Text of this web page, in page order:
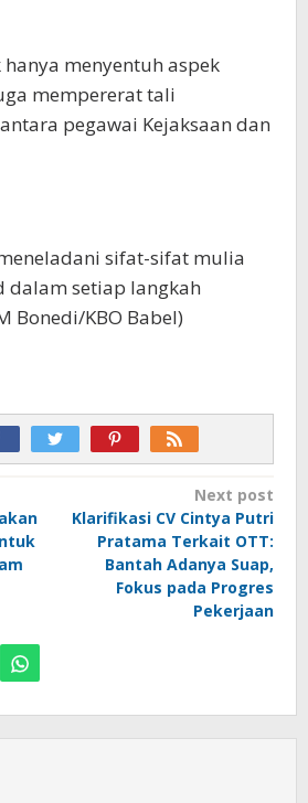
menyentuh aspek
mempererat tali
pegawai Kejaksaan dan
sifat-sifat mulia
dalam setiap langkah
Bonedi/KBO Babel)
Next post
Klarifikasi CV Cintya Putri
Pratama Terkait OTT:
Bantah Adanya Suap,
Fokus pada Progres
Pekerjaan